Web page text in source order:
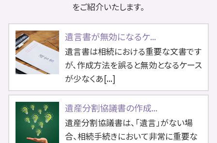
をご紹介いたします。
遺言書が無効になるケ...
遺言書は相続における重要な文書です
が、作成方法を誤ると無効となるケース
が少なくあ[...]
遺産分割協議書の作成...
遺産分割協議書は、「遺言」がない場
合、相続手続きにおいて非常に重要な